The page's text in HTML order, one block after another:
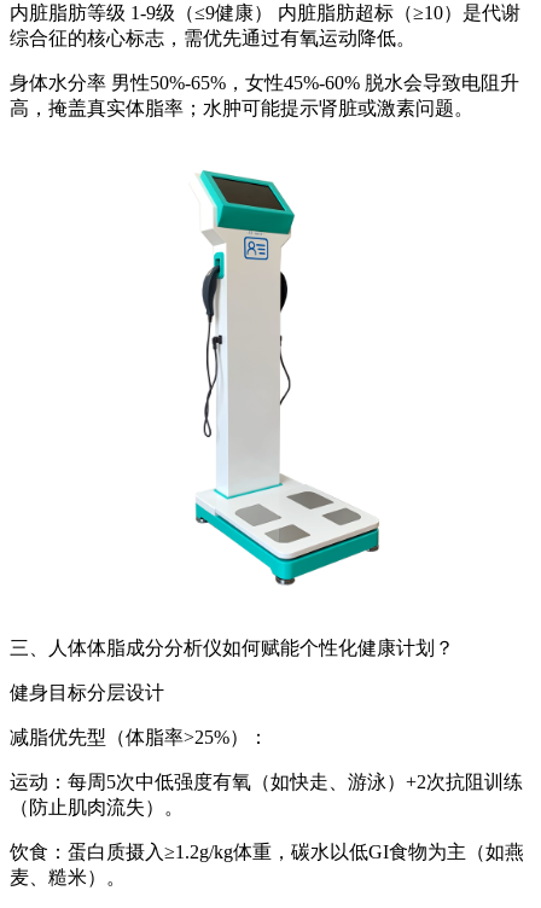
内脏脂肪等级 1-9级（≤9健康） 内脏脂肪超标（≥10）是代谢
综合征的核心标志，需优先通过有氧运动降低。
身体水分率 男性50%-65%，女性45%-60% 脱水会导致电阻升
高，掩盖真实体脂率；水肿可能提示肾脏或激素问题。
三、 人体体脂成分分析仪如何赋能个性化健康计划？
健身目标分层设计
减脂优先型（体脂率>25%）：
运动：每周5次中低强度有氧（如快走、游泳）+2次抗阻训练
（防止肌肉流失）。
饮食：蛋白质摄入≥1.2g/kg体重，碳水以低GI食物为主（如燕
麦、糙米）。